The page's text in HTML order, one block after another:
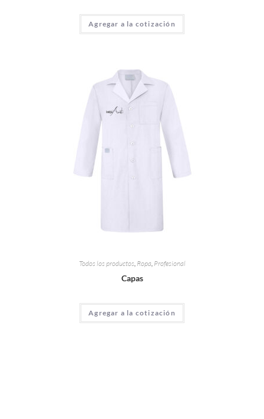
Agregar a la cotización
Todos los productos Ropa Profesional
Capas
Agregar a la cotización